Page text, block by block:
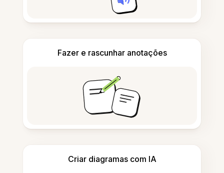
Fazer e rascunhar anotações
Criar diagramas com IA